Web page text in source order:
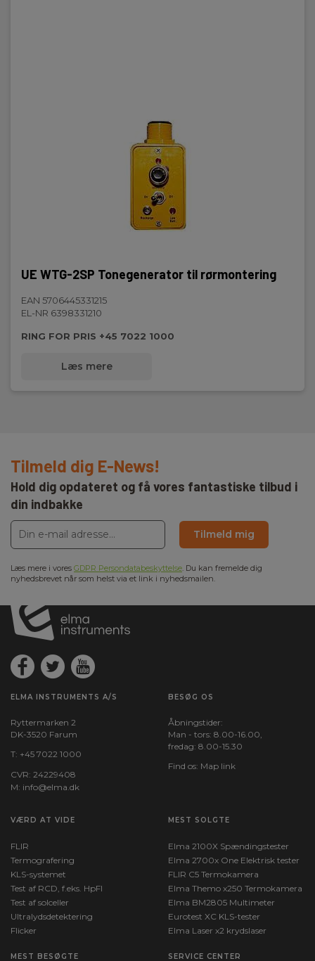
UE WTG-2SP Tonegenerator til rørmontering
EAN 5706445331215
EL-NR 6398331210
RING FOR PRIS +45 7022 1000
Læs mere
Tilmeld dig E-News!
Hold dig opdateret og få vores fantastiske tilbud i
din indbakke
Tilmeld mig
Læs mere i vores GDPR Persondatabeskyttelse. Du kan fremelde dig
nyhedsbrevet når som helst via et link i nyhedsmailen.
ELMA INSTRUMENTS A/S
Ryttermarken 2
DK-3520 Farum
T: +45 7022 1000
CVR: 24229408
M: info@elma.dk
BESØG OS
Åbningstider:
Man - tors: 8.00-16.00,
fredag: 8.00-15.30
Find os: Map link
VÆRD AT VIDE
FLIR
Termografering
KLS-systemet
Test af RCD, f.eks. HpFI
Test af solceller
Ultralydsdetektering
Flicker
MEST SOLGTE
Elma 2100X Spændingstester
Elma 2700x One Elektrisk tester
FLIR C5 Termokamera
Elma Themo x250 Termokamera
Elma BM2805 Multimeter
Eurotest XC KLS-tester
Elma Laser x2 krydslaser
MEST BESØGTE SERVICE CENTER